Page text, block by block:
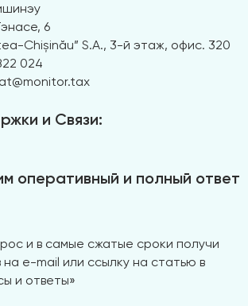
6
Chișinău” S.A., 3-й этаж, офис. 320
024
и Связи:
оперативный и полный ответ
и в самые сжатые сроки получи
на e-mail или ссылку на статью в
и ответы»